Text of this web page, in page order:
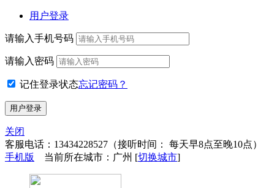
用户登录
请输入手机号码
请输入密码
记住登录状态忘记密码？
关闭
客服电话： 13434228527 （接听时间： 每天早8点至晚10点）
手机版
当前所在城市：广州 [切换城市]